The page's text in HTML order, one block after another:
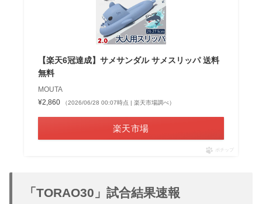
【楽天6冠達成】サメサンダル サメスリッパ 送料
無料
MOUTA
¥2,860
（2026/06/28 00:07時点 | 楽天市場調べ）
楽天市場
ポチップ
「TORAO30」試合結果速報